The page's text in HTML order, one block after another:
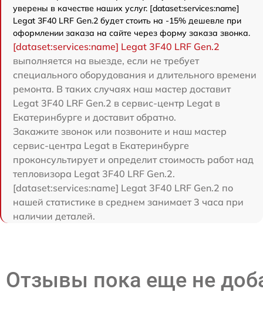
уверены в качестве наших услуг. [dataset:services:name]
Legat 3F40 LRF Gen.2 будет стоить на -15% дешевле при
оформлении заказа на сайте через форму заказа звонка.
[dataset:services:name] Legat 3F40 LRF Gen.2
выполняется на выезде, если не требует
специального оборудования и длительного времени
ремонта. В таких случаях наш мастер доставит
Legat 3F40 LRF Gen.2 в сервис-центр Legat в
Екатеринбурге и доставит обратно.
Закажите звонок или позвоните и наш мастер
сервис-центра Legat в Екатеринбурге
проконсультирует и определит стоимость работ над
тепловизора Legat 3F40 LRF Gen.2.
[dataset:services:name] Legat 3F40 LRF Gen.2 по
нашей статистике в среднем занимает 3 часа при
наличии деталей.
Отзывы пока еще не